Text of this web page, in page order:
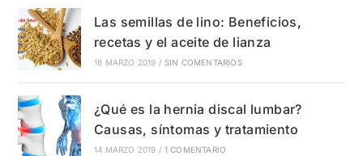
Las semillas de lino: Beneficios,
recetas y el aceite de lianza
18 MARZO 2019 / SIN COMENTARIOS
¿Qué es la hernia discal lumbar?
Causas, síntomas y tratamiento
14 MARZO 2019 / 1 COMENTARIO